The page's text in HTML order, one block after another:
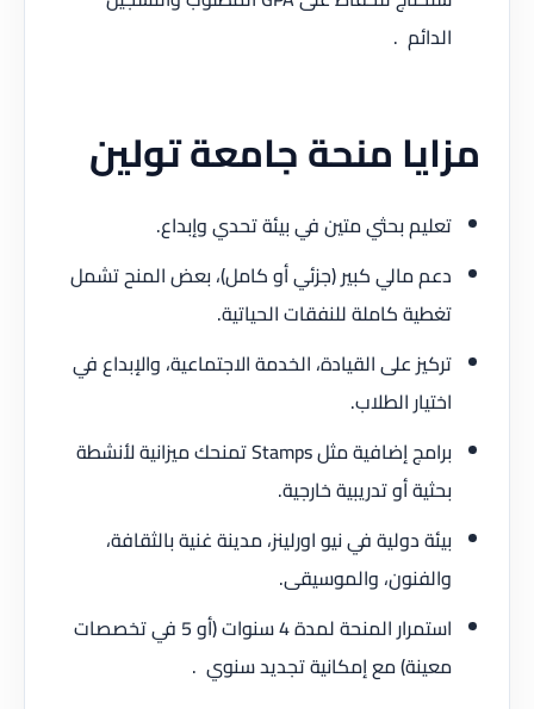
الدائم .
مزايا منحة جامعة تولين
تعليم بحثي متين في بيئة تحدي وإبداع.
دعم مالي كبير (جزئي أو كامل)، بعض المنح تشمل
تغطية كاملة للنفقات الحياتية.
تركيز على القيادة، الخدمة الاجتماعية، والإبداع في
اختيار الطلاب.
برامج إضافية مثل Stamps تمنحك ميزانية لأنشطة
بحثية أو تدريبية خارجية.
بيئة دولية في نيو اورلينز، مدينة غنية بالثقافة،
والفنون، والموسيقى.
استمرار المنحة لمدة 4 سنوات (أو 5 في تخصصات
معينة) مع إمكانية تجديد سنوي .